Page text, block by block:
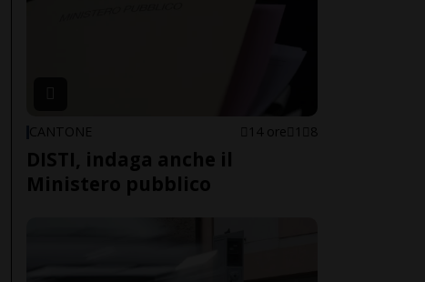
CANTONE 14 ore 1 8
DISTI, indaga anche il
Ministero pubblico